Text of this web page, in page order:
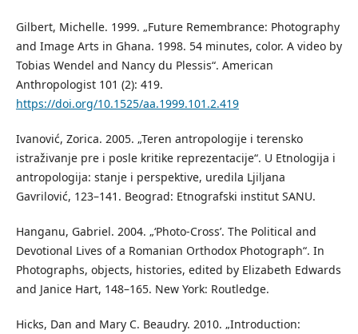
Gilbert, Michelle. 1999. „Future Remembrance: Photography
and Image Arts in Ghana. 1998. 54 minutes, color. A video by
Tobias Wendel and Nancy du Plessis“. American
Anthropologist 101 (2): 419.
https://doi.org/10.1525/aa.1999.101.2.419
Ivanović, Zorica. 2005. „Teren antropologije i terensko
istraživanje pre i posle kritike reprezentacije“. U Etnologija i
antropologija: stanje i perspektive, uredila Ljiljana
Gavrilović, 123–141. Beograd: Etnografski institut SANU.
Hanganu, Gabriel. 2004. „‘Photo-Cross’. The Political and
Devotional Lives of a Romanian Orthodox Photograph“. In
Photographs, objects, histories, edited by Elizabeth Edwards
and Janice Hart, 148–165. New York: Routledge.
Hicks, Dan and Mary C. Beaudry. 2010. „Introduction: